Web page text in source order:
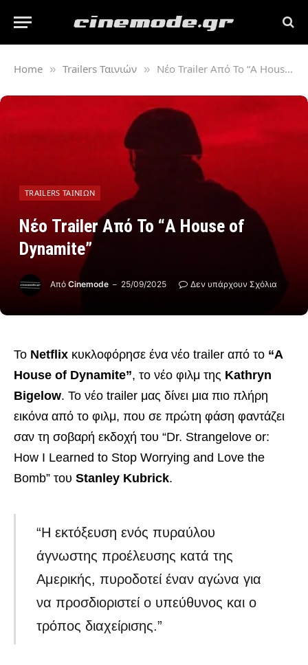
Home » Trailers Ταινιών » Νέο Trailer Από Το “A House of Dynamite”
TRAILERS ΤΑΙΝΙΏΝ
Νέο Trailer Από Το “A House of
Dynamite”
Από Cinemode 25/09/2025 Δεν υπάρχουν Σχόλια
Το Netflix κυκλοφόρησε ένα νέο trailer από το “A
House of Dynamite”, το νέο φιλμ της Kathryn
Bigelow. Το νέο trailer μας δίνει μια πιο πλήρη
εικόνα από το φιλμ, που σε πρώτη φάση φαντάζει
σαν τη σοβαρή εκδοχή του “Dr. Strangelove or:
How I Learned to Stop Worrying and Love the
Bomb” του Stanley Kubrick.
“Η εκτόξευση ενός πυραύλου
άγνωστης προέλευσης κατά της
Αμερικής, πυροδοτεί έναν αγώνα για
να προσδιοριστεί ο υπεύθυνος και ο
τρόπος διαχείρισης.”